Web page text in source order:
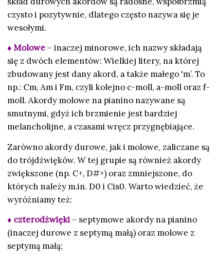
czysto i pozytywnie, dlatego często nazywa się je
wesołymi.
♦ Molowe – inaczej minorowe, ich nazwy składają
się z dwóch elementów: Wielkiej litery, na której
zbudowany jest dany akord, a także małego 'm’. To
np.: Cm, Am i Fm, czyli kolejno c-moll, a-moll oraz f-
moll. Akordy molowe na pianino nazywane są
smutnymi, gdyż ich brzmienie jest bardziej
melancholijne, a czasami wręcz przygnębiające.
Zarówno akordy durowe, jak i molowe, zaliczane są
do trójdźwięków. W tej grupie są również akordy
zwiększone (np. C+, D#+) oraz zmniejszone, do
których należy m.in. D0 i Cis0. Warto wiedzieć, że
wyróżniamy też:
♦ czterodźwięki – septymowe akordy na pianino
(inaczej durowe z septymą małą) oraz molowe z
septymą małą;